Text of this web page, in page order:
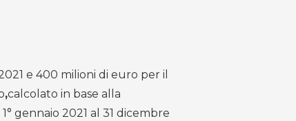
e 400 milioni di euro per il
,calcolato in base alla
gennaio 2021 al 31 dicembre